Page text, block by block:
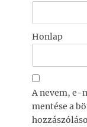
Honlap
A nevem, e-
mentése a